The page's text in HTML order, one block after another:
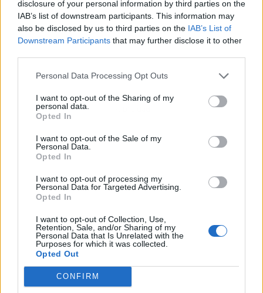
disclosure of your personal information by third parties on the
IAB’s list of downstream participants. This information may
also be disclosed by us to third parties on the IAB’s List of
Downstream Participants that may further disclose it to other
Personal Data Processing Opt Outs
I want to opt-out of the Sharing of my
personal data.
Opted In
I want to opt-out of the Sale of my
Personal Data.
Opted In
I want to opt-out of processing my
Personal Data for Targeted Advertising.
Opted In
I want to opt-out of Collection, Use,
Retention, Sale, and/or Sharing of my
Personal Data that Is Unrelated with the
Purposes for which it was collected.
Opted Out
CONFIRM